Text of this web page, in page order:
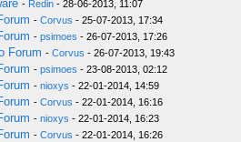
- Redin - 28-06-2013, 11:07
- Corvus - 25-07-2013, 17:34
- psimoes - 26-07-2013, 17:26
Forum - Corvus - 26-07-2013, 19:43
- psimoes - 23-08-2013, 02:12
- nioxys - 22-01-2014, 14:59
- Corvus - 22-01-2014, 16:16
- nioxys - 22-01-2014, 16:23
- Corvus - 22-01-2014, 16:26